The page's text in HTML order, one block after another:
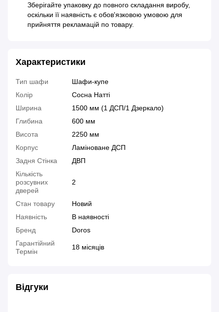
Зберігайте упаковку до повного складання виробу,
оскільки її наявність є обов'язковою умовою для
прийняття рекламацій по товару.
Характеристики
Тип шафи
Шафи-купе
Колір
Сосна Натті
Ширина
1500 мм (1 ДСП/1 Дзеркало)
Глибина
600 мм
Висота
2250 мм
Корпус
Ламіноване ДСП
Задня Стінка
ДВП
Кількість
розсувних
дверей
2
Стан товару
Новий
Наявність
В наявності
Бренд
Doros
Гарантійний
Термін
18 місяців
Відгуки